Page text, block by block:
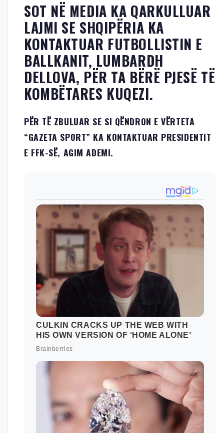
SOT NË MEDIA KA QARKULLUAR
LAJMI SE SHQIPËRIA KA
KONTAKTUAR FUTBOLLISTIN E
BALLKANIT, LUMBARDH
DELLOVA, PËR TA BËRË PJESË TË
KOMBËTARES KUQEZI.
PËR TË ZBULUAR SE SI QËNDRON E VËRTETA
“GAZETA SPORT” KA KONTAKTUAR PRESIDENTIT
E FFK-SË, AGIM ADEMI.